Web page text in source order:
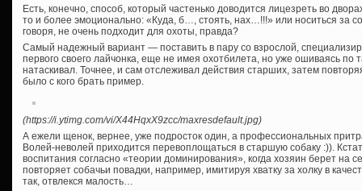
Есть, конечно, способ, который частенько доводится лицезреть во
то и более эмоционально: «Куда, б…, стоять, нах…!!!» или носиться за
говоря, не очень подходит для охоты, правда?
Самый надежный вариант — поставить в пару со взрослой,
первого своего лайчонка, еще не имея охотбилета, но уже ошиваясь по
натаскивал. Точнее, и сам отслеживал действия старших, затем
было с кого брать пример.
(https://i.ytimg.com/vi/X44HqxX9zcc/maxresdefault.jpg)
А ежели щенок, вернее, уже подросток один, а профессиональных
Волей-неволей приходится перевоплощаться в старшую собаку :)).
воспитания согласно «теории доминирования», когда хозяин берет на
повторяет собачьи повадки, например, имитируя хватку за холку в
так, отвлекся малость…